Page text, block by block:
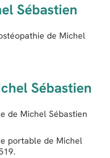
Sébastien
de Michel
Sébastien
de Michel Sébastien
portable de Michel
.